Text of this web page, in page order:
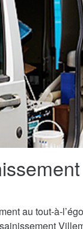
au tout-à-